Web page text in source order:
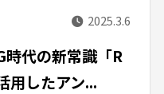
2025.3.6
時代の新常識「R
用したアン...